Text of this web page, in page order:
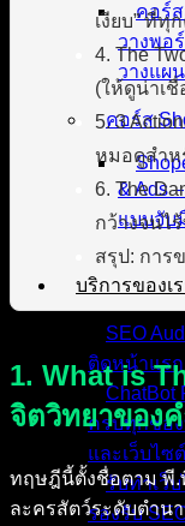
คอร์
วางพอ
วางแผ
คอร์ส
& Ads
แบบจับ
บริการของเ
SEO
ติดหน้าแร
ChatBot
ครบทุกช่อง
และเว็บไซต์
รับทำเว็
รองรับ
เงียบ” ที่ทุ
4. The
(ให้ดูน่าเชื่
5. 3
หมอดูสำห
6. The
กว้างจนไ
สรุป: การ
1. What is
จิตวิทยาของ
ทฤษฎีนี้ตั้งชื่อตาม พี.
ละครสัตว์ระดับตำน